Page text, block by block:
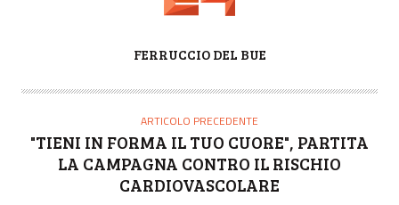
T
R
FERRUCCIO DEL BUE
ARTICOLO PRECEDENTE
"TIENI IN FORMA IL TUO CUORE", PARTITA
LA CAMPAGNA CONTRO IL RISCHIO
CARDIOVASCOLARE